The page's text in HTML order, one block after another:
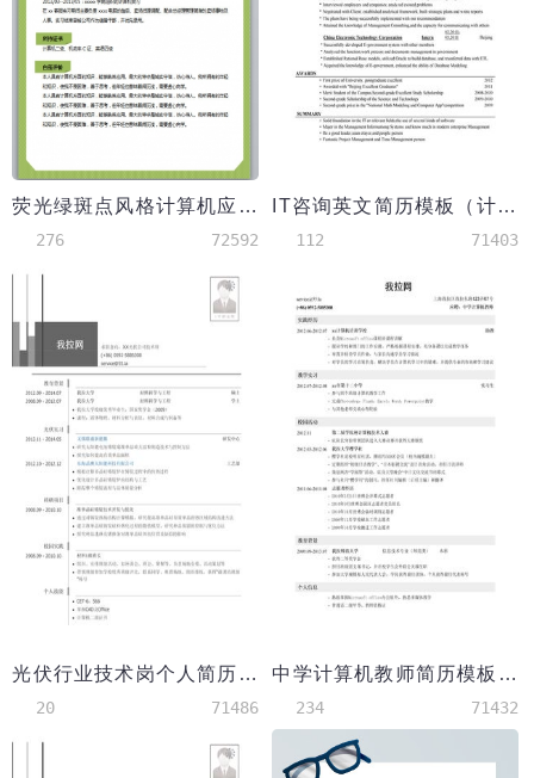
荧光绿斑点风格计算机应届生简历模板
276 72592
IT咨询英文简历模板（计算机专业硕士）
112 71403
光伏行业技术岗个人简历模板
20 71486
中学计算机教师简历模板（突出实习经历，校园经历）
234 71432